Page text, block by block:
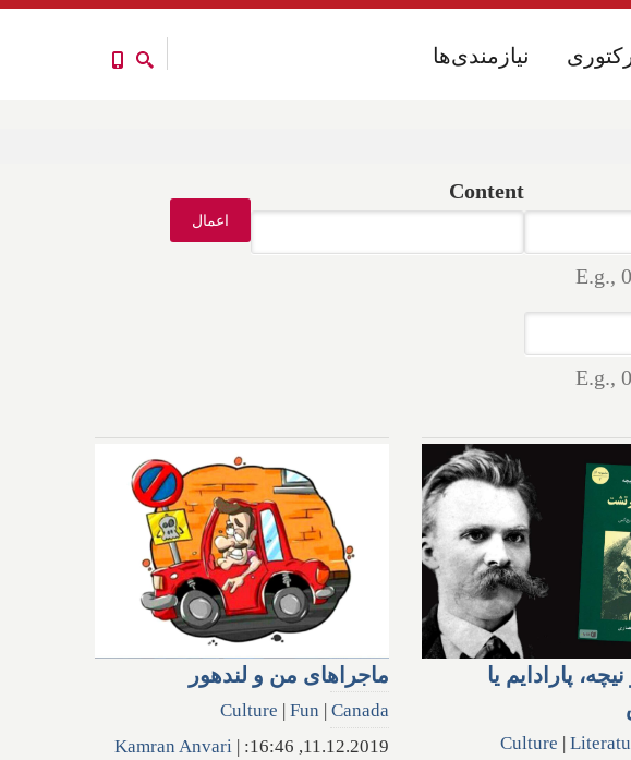
نیازمندی‌ها
نیازمندی‌ها
E.g.,
E.g.,
Content
ماجراهاى من و لندهور
Culture | Fun | Canada
11.12.2019, 16:46:
|
Kamran Anvari
پارادایم یا
Culture |